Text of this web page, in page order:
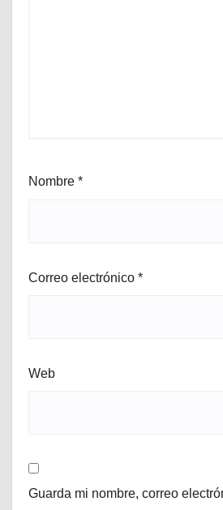
Nombre *
Correo electrónico *
Web
Guarda mi nombre, correo